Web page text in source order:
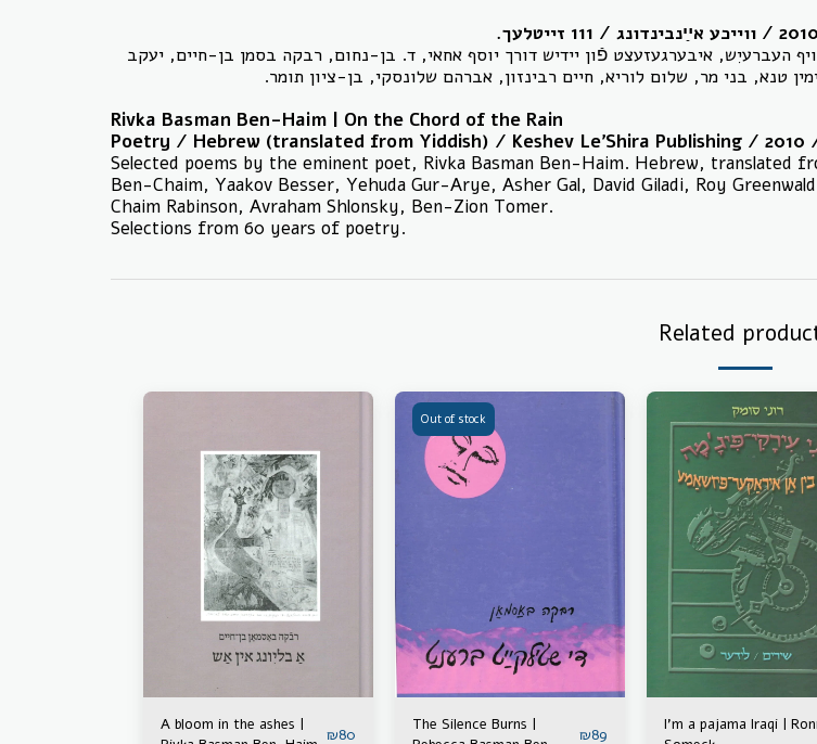
העברעיִש, איבערגעזעצט פֿון יידיש דורך יוסף אחאי, ד. בן-נחום, רבקה בסמן בן-חיים, יעקב
טנא, בני מר, שלום לוריא, חיים רבינזון, אברהם שלונסקי, בן-ציון תומר.
Rivka Basman Ben-Haim | On the Chord of the Rain
Poetry / Hebrew (translated from Yiddish) / Keshev Le'Shira Publishing / 2010 /
Selected poems by the eminent poet, Rivka Basman Ben-Haim. Hebrew, translated
Ben-Chaim, Yaakov Besser, Yehuda Gur-Arye, Asher Gal, David Giladi, Roy
Chaim Rabinson, Avraham Shlonsky, Ben-Zion Tomer.
Selections from 60 years of poetry.
Related
A bloom in the ashes |
₪80
Out of stock
The Silence Burns |
₪89
I'm a pajama Iraqi |